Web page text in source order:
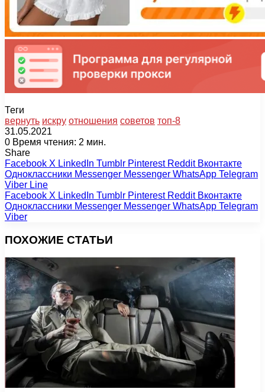
Теги
вернуть искру отношения советов топ-8
31.05.2021
0 Время чтения: 2 мин.
Share
Facebook X LinkedIn Tumblr Pinterest Reddit Вконтакте
Одноклассники Messenger Messenger WhatsApp Telegram
Viber Line
Facebook X LinkedIn Tumblr Pinterest Reddit Вконтакте
Одноклассники Messenger Messenger WhatsApp Telegram
Viber
ПОХОЖИЕ СТАТЬИ